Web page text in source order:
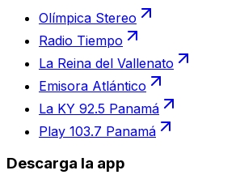
Olímpica Stereo
Radio Tiempo
La Reina del Vallenato
Emisora Atlántico
La KY 92.5 Panamá
Play 103.7 Panamá
Descarga la app